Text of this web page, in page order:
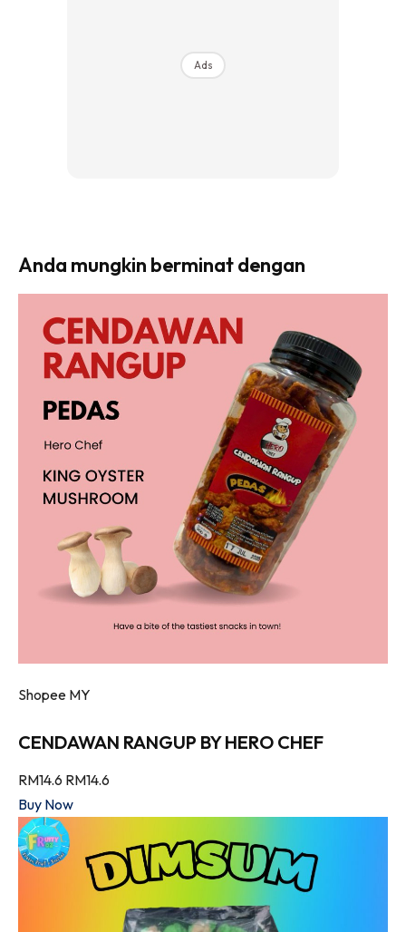
Ads
Anda mungkin berminat dengan
Shopee MY
CENDAWAN RANGUP BY HERO CHEF
RM14.6 RM14.6
Buy Now